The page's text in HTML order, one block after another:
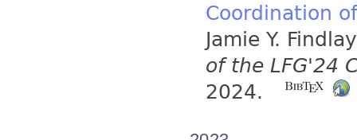
Coordination
Jamie Y.
of the LFG'24
2024.